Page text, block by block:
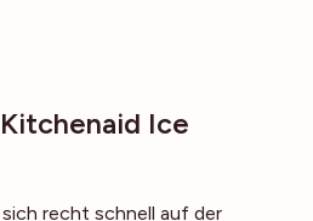
Ice
recht schnell auf der